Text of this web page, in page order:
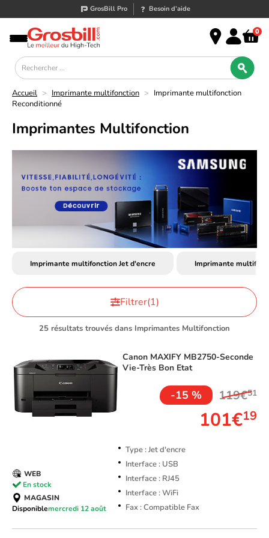
GrosBill Pro Besoin d’aide
0
Accueil > Imprimante multifonction > Imprimante multifonction
Reconditionné
Imprimantes Multifonction
Imprimante multifonction Jet d'encre Imprimante
25 résultats trouvés dans Imprimantes Multifonction
Filtrer(1)
Canon MAXIFY MB2750-Seconde
Vie-Très Bon Etat
-15 % 119€51
101€19
Type : Jet d'encre
Interface : USB
Interface : RJ45
Interface : WiFi
Fax : Compatible Fax
WEB
En stock
MAGASIN
Disponiblemercredi 12 août